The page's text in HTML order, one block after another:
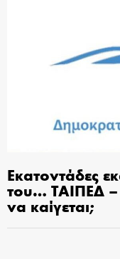
Εκατοντάδες
του… ΤΑΙΠΕΔ –
να καίγεται;